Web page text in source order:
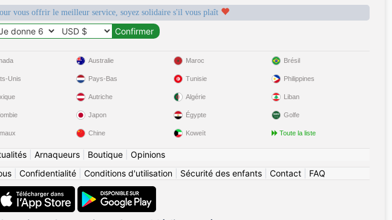
vous offrir le meilleur service, soyez solidaire s'il vous plaît
Unis
Australie
Pays-Bas
Autriche
Japon
Chine
Maroc
Tunisie
Algérie
Égypte
Koweït
Brésil
Philippines
Liban
Golfe
Toute la liste
| Arnaqueurs| Boutique| Opinions
| Confidentialité| Conditions d'utilisation| Sécurité des enfants| Contact| FAQ